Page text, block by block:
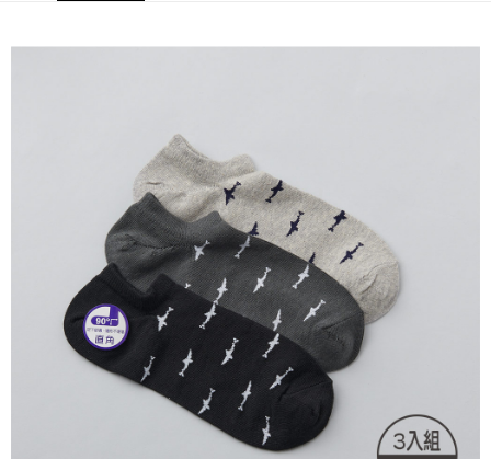
每筆NT$90，滿NT$999(含以上)免運費